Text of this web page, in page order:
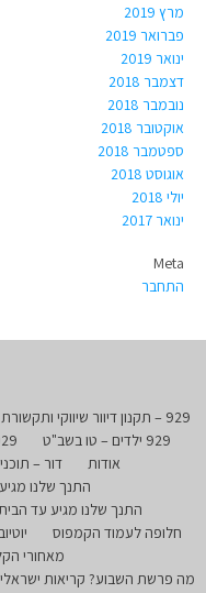
מרץ 2019
פברואר 2019
ינואר 2019
דצמבר 2018
נובמבר 2018
אוקטובר 2018
ספטמבר 2018
אוגוסט 2018
יולי 2018
ינואר 2017
Meta
התחבר
929 – תקנון דיוור שיווקי ותקשורת דיגיטלית
929 ילדים – טו בשב"ט
929 תנך –
אודות
דור –
התנך שלנו
התנך שלנו מגיע עד
חלופה לעמוד הקמפוס
יוטיוב
מאחורי
מה פרשת השבוע? קריאות